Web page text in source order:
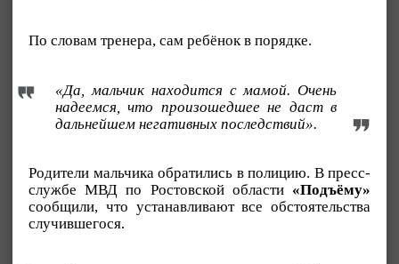
По словам тренера, сам ребёнок в порядке.
«Да, мальчик находится с мамой. Очень
надеемся, что произошедшее не даст в
дальнейшем негативных последствий».
Родители мальчика обратились в полицию. В пресс-
службе МВД по Ростовской области «Подъёму»
сообщили, что устанавливают все обстоятельства
случившегося.